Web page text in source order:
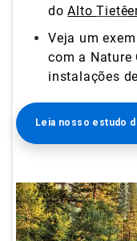
doAltoTietê
Veja um
com a Nature
instalações
Leia nosso estudo